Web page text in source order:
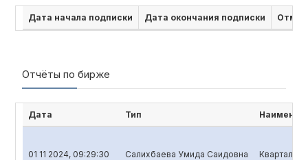
Дата начала подписки Дата окончания подписки
Отчёты по бирже
Дата Тип
01 11 2024, 09:29:30 Салихбаева Умида Саидовна